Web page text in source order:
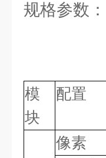
规格参数：
模
块
配置
像素